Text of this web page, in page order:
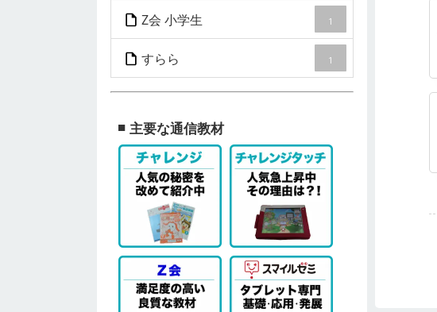
Z会 小学生 1
すらら 1
主要な通信教材